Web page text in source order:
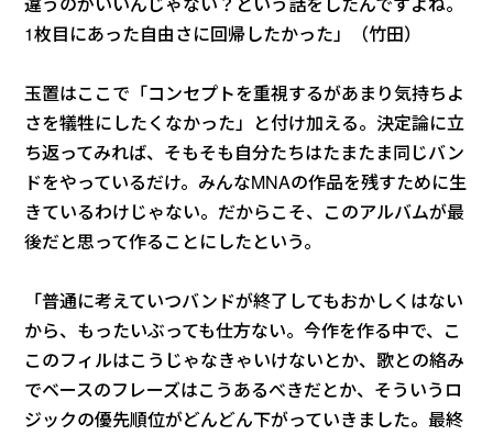
1枚目にあった自由さに回帰したかった」（竹田）
玉置はここで「コンセプトを重視するがあまり気持ちよ
さを犠牲にしたくなかった」と付け加える。決定論に立
ち返ってみれば、そもそも自分たちはたまたま同じバン
ドをやっているだけ。みんなMNAの作品を残すために生
きているわけじゃない。だからこそ、このアルバムが最
後だと思って作ることにしたという。
「普通に考えていつバンドが終了してもおかしくはない
から、もったいぶっても仕方ない。今作を作る中で、こ
このフィルはこうじゃなきゃいけないとか、歌との絡み
でベースのフレーズはこうあるべきだとか、そういうロ
ジックの優先順位がどんどん下がっていきました。最終